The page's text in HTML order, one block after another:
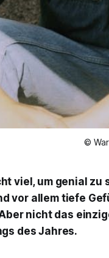
©
viel, um genial zu
vor allem tiefe
nicht das
des Jahres.